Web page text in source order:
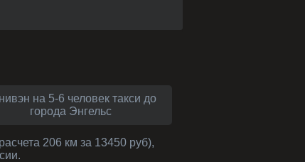
на 5-6 человек такси до
города Энгельс
206 км за 13450 руб),